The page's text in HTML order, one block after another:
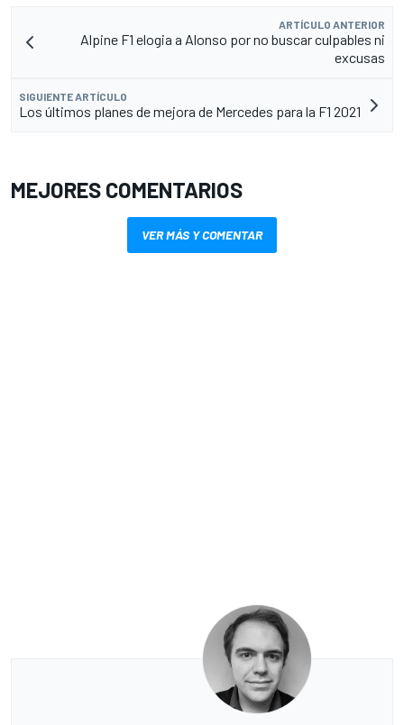
ARTÍCULO ANTERIOR
Alpine F1 elogia a Alonso por no buscar culpables ni
excusas
SIGUIENTE ARTÍCULO
Los últimos planes de mejora de Mercedes para la F1 2021
MEJORES COMENTARIOS
VER MÁS Y COMENTAR